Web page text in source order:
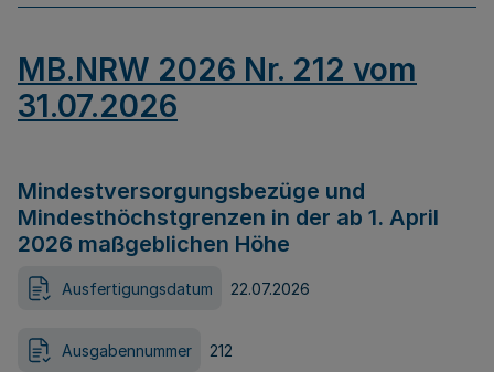
MB.NRW 2026 Nr. 212 vom
31.07.2026
Mindestversorgungsbezüge und
Mindesthöchstgrenzen in der ab 1. April
2026 maßgeblichen Höhe
Ausfertigungsdatum 22.07.2026
Ausgabennummer 212